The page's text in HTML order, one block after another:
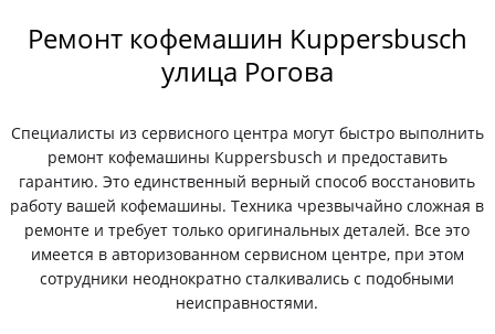
Ремонт кофемашин Kuppersbusch
улица Рогова
Специалисты из сервисного центра могут быстро выполнить
ремонт кофемашины Kuppersbusch и предоставить
гарантию. Это единственный верный способ восстановить
работу вашей кофемашины. Техника чрезвычайно сложная в
ремонте и требует только оригинальных деталей. Все это
имеется в авторизованном сервисном центре, при этом
сотрудники неоднократно сталкивались с подобными
неисправностями.